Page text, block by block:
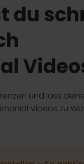
du
und lass
Videos zu